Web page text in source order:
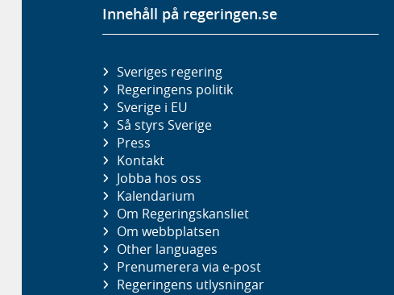
Innehåll på regeringen.se
Sveriges regering
Regeringens politik
Sverige i EU
Så styrs Sverige
Press
Kontakt
Jobba hos oss
Kalendarium
Om Regeringskansliet
Om webbplatsen
Other languages
Prenumerera via e-post
Regeringens utlysningar